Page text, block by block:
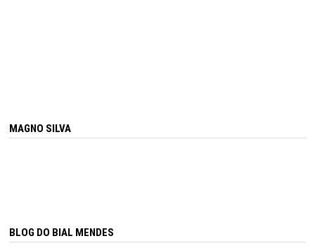
MAGNO SILVA
BLOG DO BIAL MENDES